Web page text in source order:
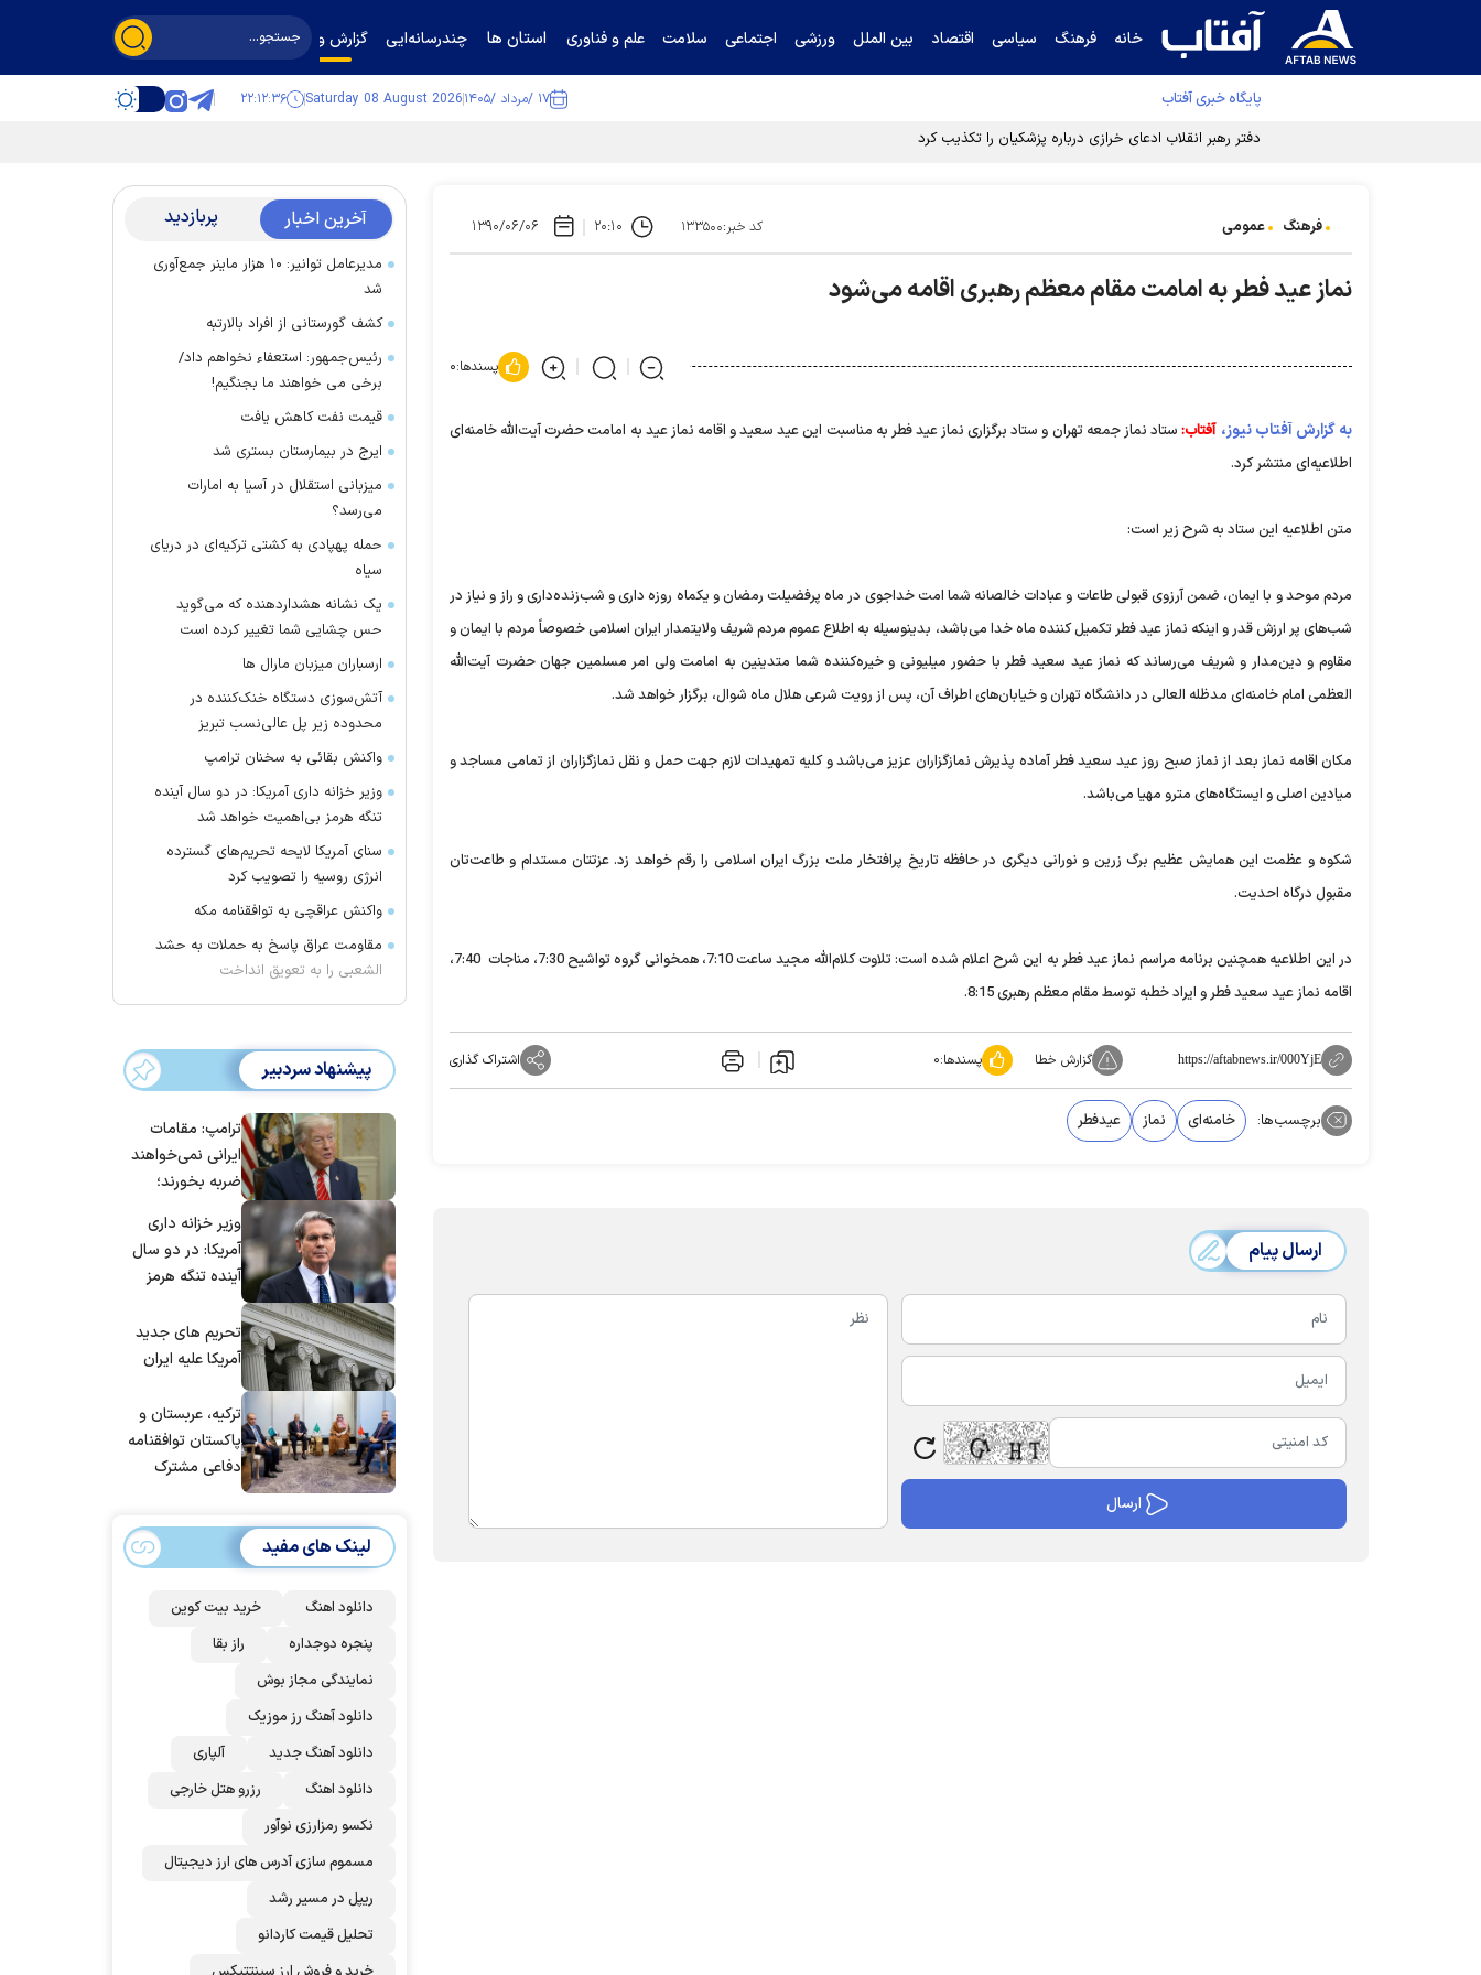
خانه فرهنگ سیاسی اقتصاد بین الملل ورزشی اجتماعی سلامت علم و فناوری استان ها چندرسانه‌ایی گزارش و گفت‌وگو
پایگاه خبری آفتاب ۱۷ /مرداد /۱۴۰۵ Saturday 08 August 2026 ۲۲:۱۲:۳۷
دفتر رهبر انقلاب ادعای خرازی درباره پزشکیان را تکذیب کرد
فرهنگ عمومی کد خبر:۱۳۳۵۰۰ ۲۰:۱۰ ۱۳۹۰/۰۶/۰۶
نماز عید فطر به امامت مقام معظم رهبری اقامه می‌شود
پسندها:۰
به گزارش آفتاب نیوز، آفتاب: ستاد نماز جمعه تهران و ستاد برگزاری نماز عید فطر به مناسبت این عید سعید و اقامه نماز عید به امامت حضرت آیت‌الله خامنه‌ای
اطلاعیه‌ای منتشر کرد.
متن اطلاعیه این ستاد به شرح زیر است:
مردم موحد و با ایمان‌، ضمن آرزوی قبولی طاعات و عبادات خالصانه شما امت خداجوی در ماه پرفضیلت رمضان و یکماه روزه داری و شب‌زنده‌داری و راز و نیاز در
شب‌های پر ارزش قدر و اینکه نماز عید فطر تکمیل کننده ماه خدا می‌باشد، بدینوسیله به اطلاع عموم مردم شریف ولایتمدار ایران اسلامی خصوصاً مردم با ایمان و
مقاوم و دین‌مدار و شریف می‌رساند که نماز عید سعید فطر با حضور میلیونی و خیره‌کننده شما متدینین به امامت ولی امر مسلمین جهان حضرت آیت‌الله
العظمی امام خامنه‌ای مدظله العالی در دانشگاه تهران و خیابان‌های اطراف آن، پس از رویت شرعی هلال ماه شوال، برگزار خواهد شد.
مکان اقامه نماز بعد از نماز صبح روز عید سعید فطر آماده پذیرش نمازگزاران عزیز می‌باشد و کلیه تمهیدات لازم جهت حمل و نقل نمازگزاران از تمامی مساجد و
میادین اصلی و ایستگاه‌های مترو مهیا می‌باشد.
شکوه و عظمت این همایش عظیم برگ زرین و نورانی دیگری در حافظه تاریخ پرافتخار ملت بزرگ ایران اسلامی را رقم خواهد زد. عزتتان مستدام و طاعت‌تان
مقبول درگاه احدیت.
در این اطلاعیه همچنین برنامه مراسم نماز عید فطر به این شرح اعلام شده است: تلاوت کلام‌الله مجید ساعت ‌7:10، همخوانی گروه تواشیح 7:30، مناجات ‌ 7:40،
اقامه نماز عید سعید فطر و ایراد خطبه توسط مقام معظم رهبری 8:15.
https://aftabnews.ir/000YjE گزارش خطا پسندها:۰ اشتراک گذاری
برچسب‌ها: خامنه‌ای نماز عیدفطر
ارسال پیام
آخرین اخبار پربازدید
مدیرعامل توانیر: ۱۰ هزار ماینر جمع‌آوری
شد
کشف گورستانی از افراد بالارتبه
رئیس‌جمهور: استعفاء نخواهم داد/
برخی می خواهند ما بجنگیم!
قیمت نفت کاهش یافت
ایرج در بیمارستان بستری شد
میزبانی استقلال در آسیا به امارات
می‌رسد؟
حمله پهپادی به کشتی ترکیه‌ای در دریای
سیاه
یک نشانه هشداردهنده که می‌گوید
حس چشایی شما تغییر کرده است
ارسباران میزبان مارال ها
آتش‌سوزی دستگاه خنک‌کننده در
محدوده زیر پل عالی‌نسب تبریز
واکنش بقائی به سخنان ترامپ
وزیر خزانه داری آمریکا: در دو سال آینده
تنگه هرمز بی‌اهمیت خواهد شد
سنای آمریکا لایحه تحریم‌های گسترده
انرژی روسیه را تصویب کرد
واکنش عراقچی به توافقنامه مکه
مقاومت عراق پاسخ به حملات به حشد
الشعبی را به تعویق انداخت
پیشنهاد سردبیر
ترامپ: مقامات
ایرانی نمی‌خواهند
ضربه بخورند؛
توافق برسند
وزیر خزانه داری
آمریکا: در دو سال
آینده تنگه هرمز
شد
تحریم های جدید
آمریکا علیه ایران
ترکیه، عربستان و
پاکستان توافقنامه
دفاعی مشترک
لینک های مفید
دانلود اهنگ
خرید بیت کوین
پنجره دوجداره
راز بقا
نمایندگی مجاز بوش
دانلود آهنگ رز‌ موزیک
دانلود آهنگ جدید
آلپاری
دانلود اهنگ
رزرو هتل خارجی
نکسو رمزارزی نوآور
مسموم سازی آدرس های ارز دیجیتال
ریپل در مسیر رشد
تحلیل قیمت کاردانو